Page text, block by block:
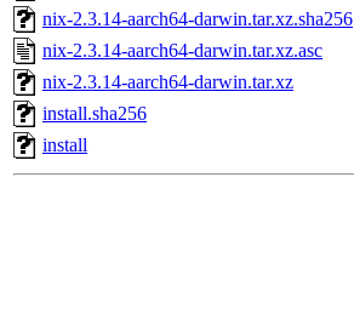
nix-2.3.14-aarch64-darwin.tar.xz.sha256
nix-2.3.14-aarch64-darwin.tar.xz.asc
nix-2.3.14-aarch64-darwin.tar.xz
install.sha256
install